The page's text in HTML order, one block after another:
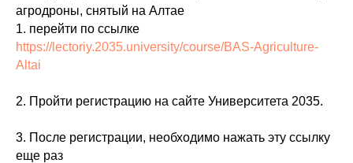
агродроны, снятый на Алтае
1. перейти по ссылке
https://lectoriy.2035.university/course/BAS-Agriculture-
Altai
2. Пройти регистрацию на сайте Университета 2035.
3. После регистрации, необходимо нажать эту ссылку
еще раз